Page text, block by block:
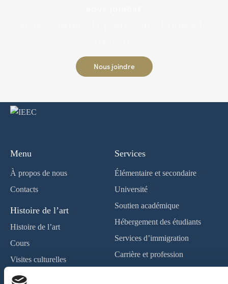
Nous joindre
Menu
À propos de nous
Contacts
Histoire de l’art
Histoire de l’art
Cours
Visites culturelles
Politique de confidentialité
Services
Élémentaire et secondaire
Université
Soutien académique
Hébergement des étudiants
Services d’immigration
Carrière et profession